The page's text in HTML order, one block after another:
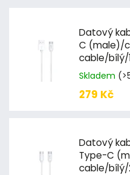
Datový
C (male)/
cable/bílý/
Skladem
279 Kč
Datový
Type-C
cable/